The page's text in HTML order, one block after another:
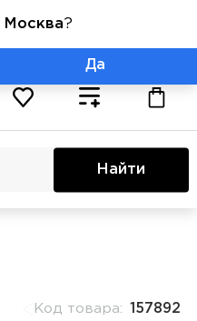
+7 (800) 775-71-06
Найти
Код товара: 157892
Москва?
Да